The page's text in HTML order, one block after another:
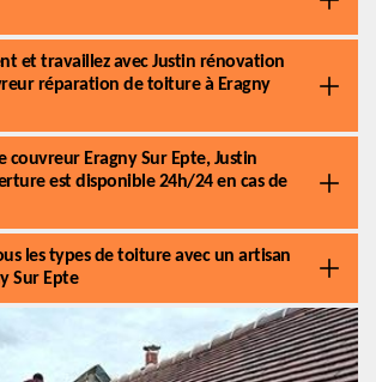
et travaillez avec Justin rénovation
réparation de toiture à Eragny
couvreur Eragny Sur Epte, Justin
est disponible 24h/24 en cas de
les types de toiture avec un artisan
Sur Epte